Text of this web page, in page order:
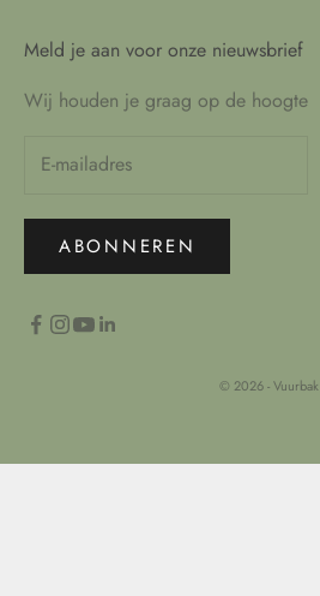
Meld je aan voor onze nieuwsbrief
Wij houden je graag op de hoogte
ABONNEREN
© 2026 - Vuurbak